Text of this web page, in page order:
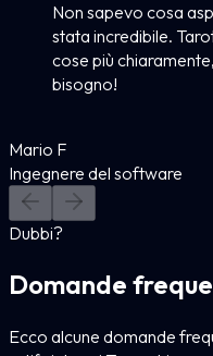
Non sapevo cosa
stata incredibile.
cose più
bisogno!
Mario F
Ingegnere del software
Dubbi?
Domande
Ecco alcune domande